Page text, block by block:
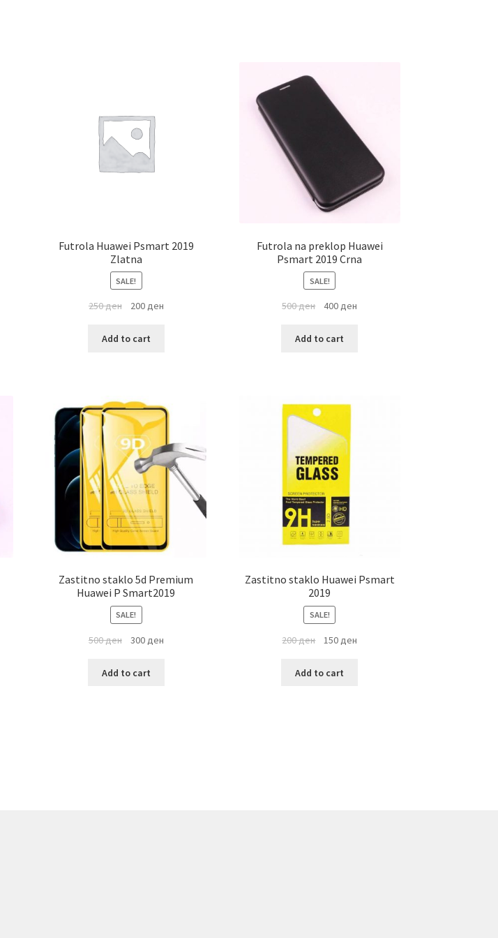
Futrola Huawei Psmart 2019
Zlatna
SALE!
250ден 200ден
Add to cart
Futrola na preklop Huawei
Psmart 2019 Crna
SALE!
500ден 400ден
Add to cart
Zastitno staklo 5d Premium
Huawei P Smart2019
SALE!
500ден 300ден
Add to cart
Zastitno staklo Huawei Psmart
2019
SALE!
200ден 150ден
Add to cart